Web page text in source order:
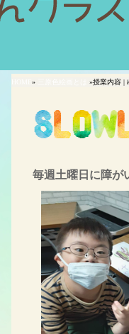
» »授業内容 |
毎週土曜日に障が